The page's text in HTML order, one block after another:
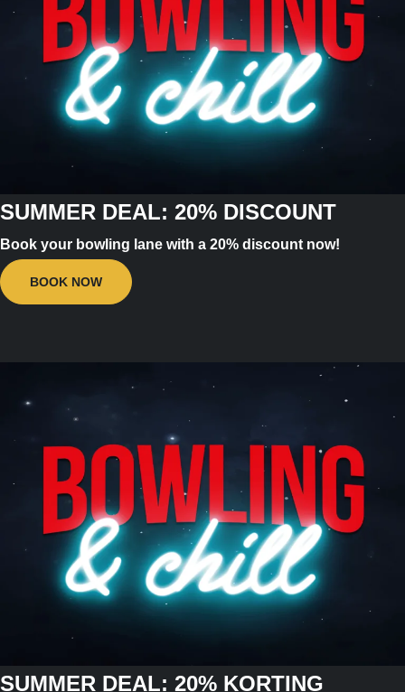
SUMMER DEAL: 20% DISCOUNT
Book your bowling lane with a 20% discount now!
BOOK NOW
SUMMER DEAL: 20% KORTING